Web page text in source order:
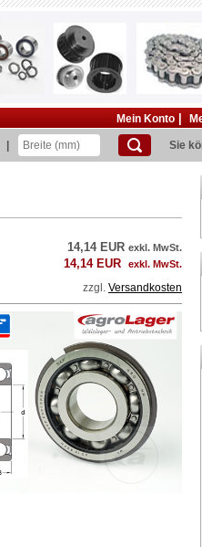
Mein Konto
Sie
14,14 EUR exkl. MwSt.
14,14 EUR exkl. MwSt.
zzgl. Versandkosten